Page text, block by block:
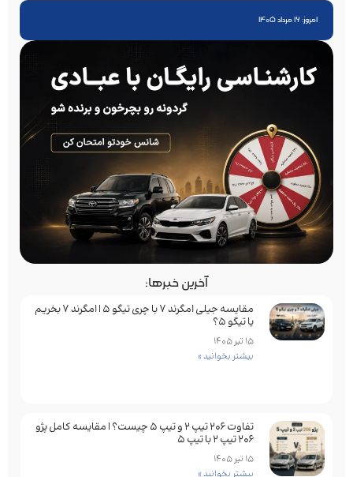
امروز: 16 مرداد 1405
آخرین خبرها:
مقایسه جیلی امگرند 7 با چری تیگو 5 | امگرند 7 بخریم
یا تیگو 5؟
15 تیر 1405
بیشتر بخوانید »
تفاوت ۲۰۶ تیپ ۲ و تیپ ۵ چیست؟ | مقایسه کامل پژو
۲۰۶ تیپ ۲ با تیپ ۵
15 تیر 1405
بیشتر بخوانید »